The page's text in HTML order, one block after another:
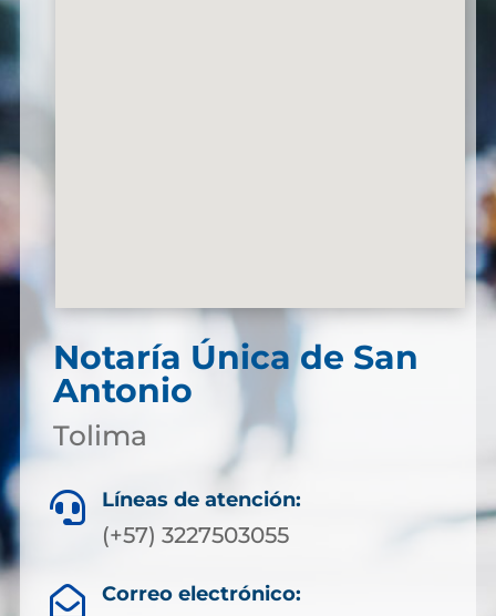
Notaría Única de San
Antonio
Tolima
 Líneas de atención:
(+57) 3227503055
 Correo electrónico: